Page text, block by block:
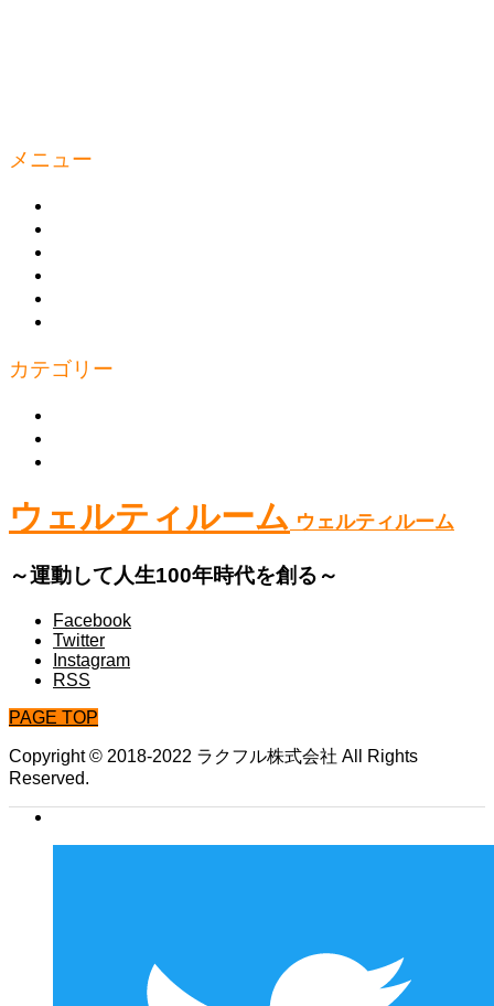
メニュー
カテゴリー
ウェルティルーム ウェルティルーム
～運動して人生100年時代を創る～
Facebook
Twitter
Instagram
RSS
PAGE TOP
Copyright © 2018-2022 ラクフル株式会社 All Rights
Reserved.